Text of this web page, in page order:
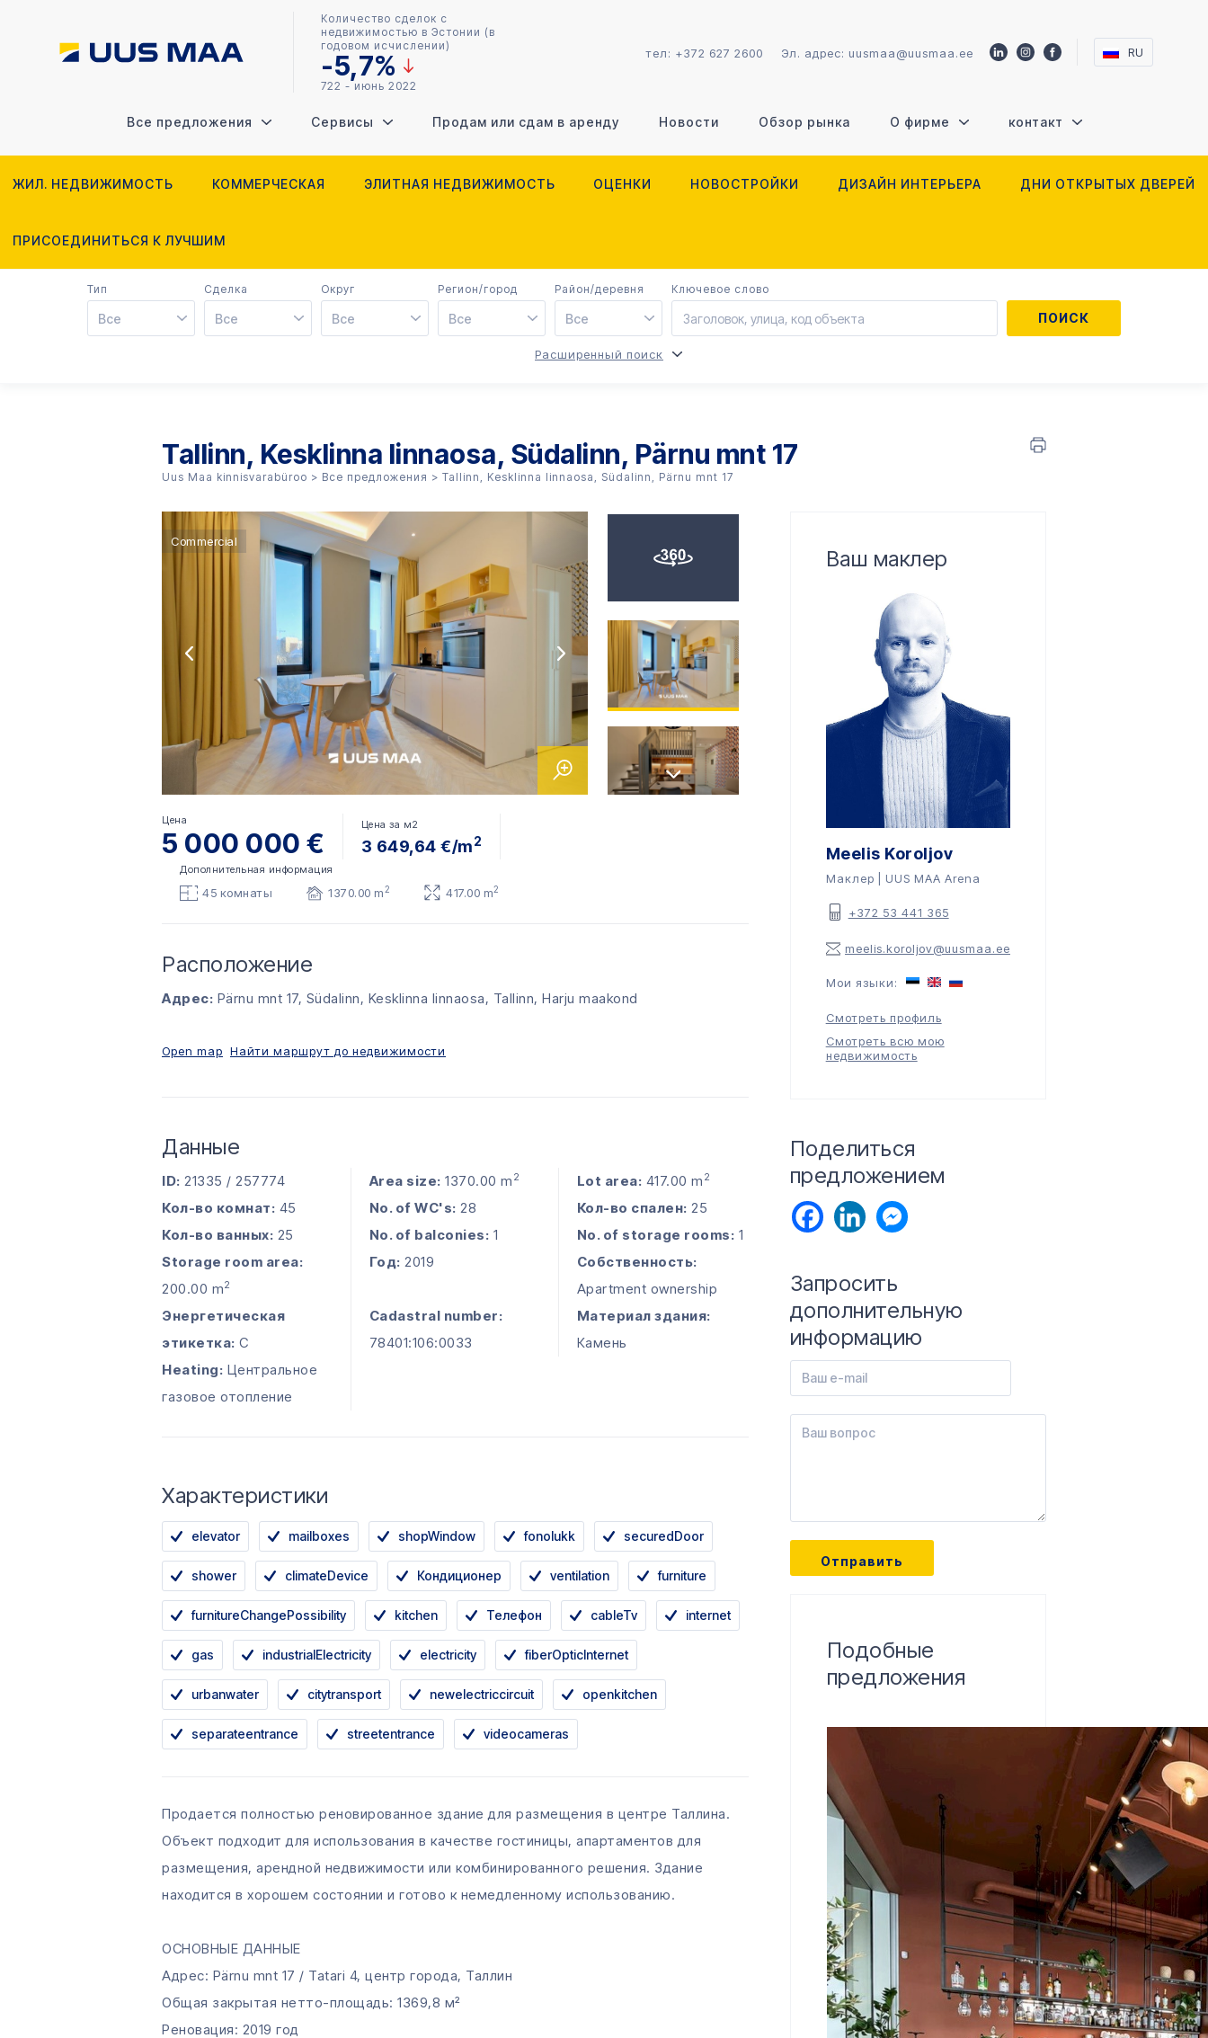
Количество сделок с
недвижимостью в Эстонии (в
годовом исчислении)
-5,7%
722 - июнь 2022
тел: +372 627 2600 Эл. адрес: uusmaa@uusmaa.ee RU
Все предложения Сервисы Продам или сдам в аренду Новости Обзор рынка О фирме контакт
ЖИЛ. НЕДВИЖИМОСТЬ КОММЕРЧЕСКАЯ ЭЛИТНАЯ НЕДВИЖИМОСТЬ ОЦЕНКИ НОВОСТРОЙКИ ДИЗАЙН ИНТЕРЬЕРА ДНИ ОТКРЫТЫХ ДВЕРЕЙ
ПРИСОЕДИНИТЬСЯ К ЛУЧШИМ
Тип
Все
Cделка
Все
Округ
Все
Регион/город
Все
Район/деревня
Все
Ключевое слово
Расширенный поиск
Tallinn, Kesklinna linnaosa, Südalinn, Pärnu mnt 17
Uus Maa kinnisvarabüroo > Все предложения > Tallinn, Kesklinna linnaosa, Südalinn, Pärnu mnt 17
Commercial
Цена
5 000 000 €
Цена за м2
3 649,64 €/m2
Дополнительная информация
45 комнаты 1370.00 m2 417.00 m2
Расположение
Адрес: Pärnu mnt 17, Südalinn, Kesklinna linnaosa, Tallinn, Harju maakond
Open map Найти маршрут до недвижимости
Данные
ID: 21335 / 257774 Area size: 1370.00 m 2 Lot area: 417.00 m 2
Кол-во комнат: 45 No. of WC's: 28 Кол-во спален: 25
Кол-во ванных: 25 No. of balconies: 1 No. of storage rooms: 1
Storage room area:
200.00 m2
Год: 2019
Собственность:
Apartment ownership
Энергетическая
этикетка: C
Cadastral number:
78401:106:0033
Материал здания:
Камень
Heating: Центральное
газовое отопление
Характеристики
elevator mailboxes shopWindow fonolukk securedDoor
shower climateDevice Кондиционер ventilation furniture
furnitureChangePossibility kitchen Телефон cableTv internet
gas industrialElectricity electricity fiberOpticInternet
urbanwater citytransport newelectriccircuit openkitchen
separateentrance streetentrance videocameras
Продается полностью реновированное здание для размещения в центре Таллина.
Объект подходит для использования в качестве гостиницы, апартаментов для
размещения, арендной недвижимости или комбинированного решения. Здание
находится в хорошем состоянии и готово к немедленному использованию.
ОСНОВНЫЕ ДАННЫЕ
Адрес: Pärnu mnt 17 / Tatari 4, центр города, Таллин
Общая закрытая нетто-площадь: 1369,8 м²
Реновация: 2019 год
Ваш маклер
Meelis Koroljov
Mаклер | UUS MAA Arena
+372 53 441 365
meelis.koroljov@uusmaa.ee
Мои языки:
Смотреть профиль
Смотреть всю мою
недвижимость
Поделиться
предложением
Запросить
дополнительную
информацию
Подобные
предложения